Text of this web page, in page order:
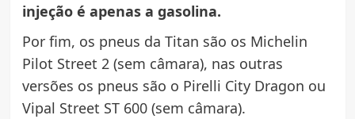
injeção é apenas a gasolina.
Por fim, os pneus da Titan são os Michelin
Pilot Street 2 (sem câmara), nas outras
versões os pneus são o Pirelli City Dragon ou
Vipal Street ST 600 (sem câmara).